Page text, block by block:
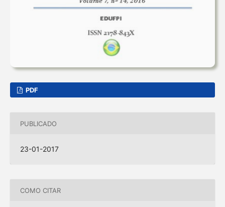
PDF
PUBLICADO
23-01-2017
COMO CITAR